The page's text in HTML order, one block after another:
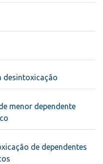
desintoxicação
menor dependente
de dependentes